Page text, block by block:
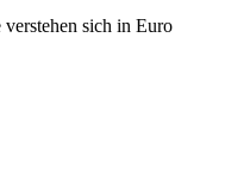
sich in Euro